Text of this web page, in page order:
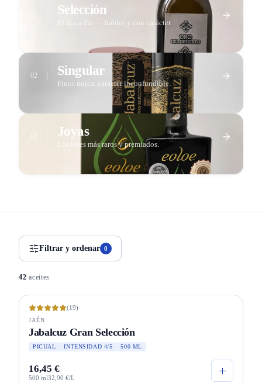
Selección
El día a día — fiables y con carácter.
02 Singular
Finca única, carácter inconfundible.
Joyas
Los lotes más raros y premiados.
Filtrar y ordenar 0
42 aceites
(19)
JAÉN
Jabalcuz Gran Selección
PICUAL INTENSIDAD 4/5 500 ML
16,45 €
500 ml32,90 €/L